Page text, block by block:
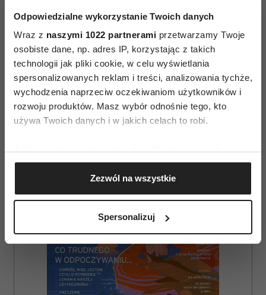
Odpowiedzialne wykorzystanie Twoich danych
Wraz z naszymi 1022 partnerami przetwarzamy Twoje
osobiste dane, np. adres IP, korzystając z takich
technologii jak pliki cookie, w celu wyświetlania
spersonalizowanych reklam i treści, analizowania tychże,
wychodzenia naprzeciw oczekiwaniom użytkowników i
rozwoju produktów. Masz wybór odnośnie tego, kto
używa Twoich danych i w jakich celach to robi.
Gromadzić dane dotyczące Twojej lokalizacji
geograficznej z dokładnością nawet do kilku metrów
Identyfikować Twoje urządzenie, aktywnie
(fingerprinting, czyli wirtualny odcisk palca)
dane są przetwarzane oraz ustaw własne preferencje w
sekcji szczegółów. W Deklaracji plików cookie możesz
zmienić lub wycofać swoją zgodę w dowolnej chwili.
Zezwól na wszystkie
Spersonalizuj
Pięciu osobom już wysłaliśmy książki i płyty
DVD pod tytułem "Czas honoru". Zwycięzców:
panią Kingę, pana Sławka, bardnaskela,pani
Patrycja i pan Daniel. Gratulujemy!
AUTOPROMOCJA